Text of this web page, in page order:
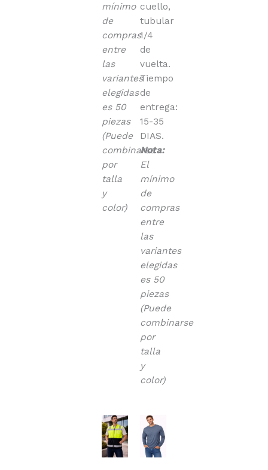
mínimo
de
compras
entre
las
variantes
elegidas
es 50
piezas
(Puede
combinarse
por
talla
y
color)
cuello,
tubular
1/4
de
vuelta.
Tiempo
de
entrega:
15-35
DIAS.
Nota:
El
mínimo
de
compras
entre
las
variantes
elegidas
es 50
piezas
(Puede
combinarse
por
talla
y
color)